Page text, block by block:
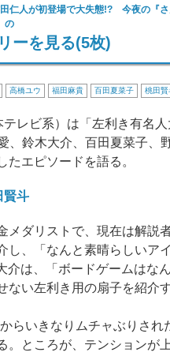
仁人が初登場で大失態!? 今夜の『
の
ーを見る(5枚)
高橋ユウ 福田麻貴 百田夏菜子 桃田賢
レビ系）は「左利き有名人
鈴木大介、百田夏菜子、
エピソードを語る。
賢斗
ダリストで、現在は解説
、「なんと素晴らしいア
介は、「ボードゲームはな
い左利き用の扇子を紹介す
いきなりムチャぶりされ
。ところが、テンションが